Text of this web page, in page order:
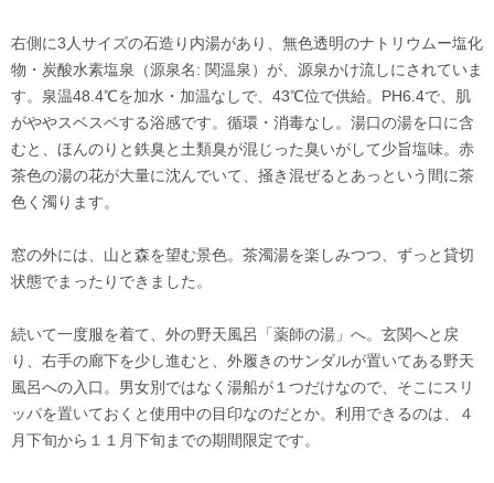
右側に3人サイズの石造り内湯があり、無色透明のナトリウムー塩化
物・炭酸水素塩泉（源泉名: 関温泉）が、源泉かけ流しにされていま
す。泉温48.4℃を加水・加温なしで、43℃位で供給。PH6.4で、肌
がややスベスベする浴感です。循環・消毒なし。湯口の湯を口に含
むと、ほんのりと鉄臭と土類臭が混じった臭いがして少旨塩味。赤
茶色の湯の花が大量に沈んでいて、掻き混ぜるとあっという間に茶
色く濁ります。
窓の外には、山と森を望む景色。茶濁湯を楽しみつつ、ずっと貸切
状態でまったりできました。
続いて一度服を着て、外の野天風呂「薬師の湯」へ。玄関へと戻
り、右手の廊下を少し進むと、外履きのサンダルが置いてある野天
風呂への入口。男女別ではなく湯船が１つだけなので、そこにスリ
ッパを置いておくと使用中の目印なのだとか。利用できるのは、４
月下旬から１１月下旬までの期間限定です。